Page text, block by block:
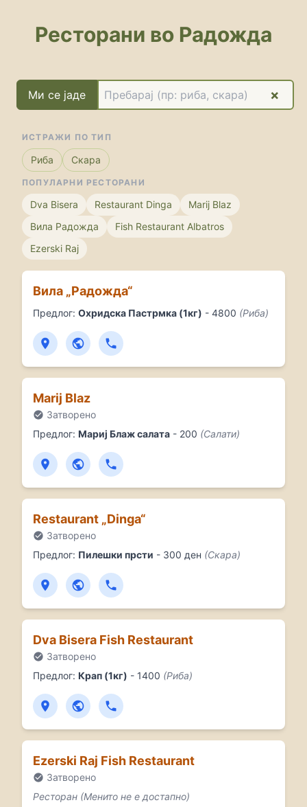
Ресторани во Радожда
Ми се јаде ×
ИСТРАЖИ ПО ТИП
Риба Скара
ПОПУЛАРНИ РЕСТОРАНИ
Dva Bisera Restaurant Dinga
Marij Blaz
Вила Радожда
Fish Restaurant Albatros
Ezerski Raj
Вила „Радожда“
Предлог: Охридска Пастрмка (1кг) - 4800 (Риба)
Marij Blaz
Затворено
Предлог: Мариј Блаж салата - 200 (Салати)
Restaurant „Dinga“
Затворено
Предлог: Пилешки прсти - 300 ден (Скара)
Dva Bisera Fish Restaurant
Затворено
Предлог: Крап (1кг) - 1400 (Риба)
Ezerski Raj Fish Restaurant
Затворено
Ресторан (Менито не е достапно)
Dishli Hotel & Spa -
Dva Bisera Fish Restaurant
Letnica Radozda - Радожда
Marij Blaz - Радожда